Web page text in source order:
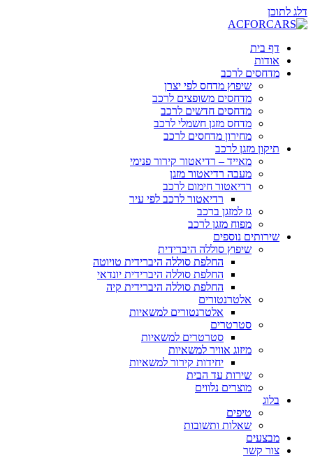
דלג לתוכן
דף בית
אודות
מדחסים לרכב
שיפוץ מדחס לפי יצרן
מדחסים משופצים לרכב
מדחסים חדשים לרכב
מדחס מזגן חשמלי לרכב
מחירון מדחסים לרכב
תיקון מזגן לרכב
מאייד – רדיאטור קירור פנימי
מעבה רדיאטור מזגן
רדיאטור חימום לרכב
רדיאטור לרכב לפי עיר
גז למזגן ברכב
מפוח מזגן לרכב
שירותים נוספים
שיפוץ סוללה היברידית
החלפת סוללה היברידית טויוטה
החלפת סוללה היברידית יונדאי
החלפת סוללה היברידית קיה
אלטרנטורים
אלטרנטורים למשאיות
סטרטרים
סטרטרים למשאיות
מיזוג אוויר למשאיות
יחידות קירור למשאיות
שירות עד הבית
מוצרים נלווים
בלוג
טיפים
שאלות ותשובות
מבצעים
צור קשר